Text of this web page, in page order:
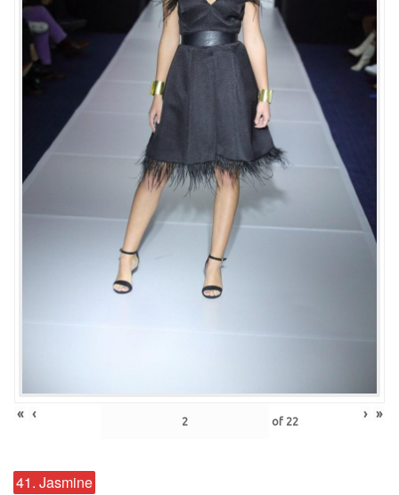
« ‹ of 22 › »
41. Jasmine